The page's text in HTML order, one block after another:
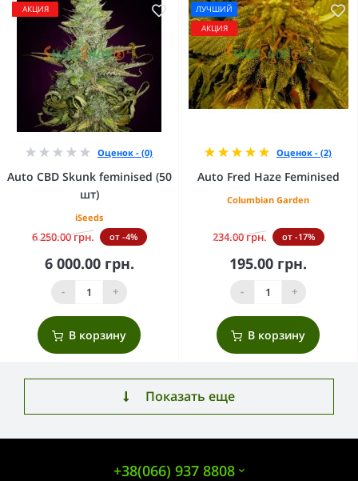
АКЦИЯ
Оценок - (0)
Auto CBD Skunk feminised (50
шт)
iSeeds
6 250.00 грн. от -4%
6 000.00 грн.
- +
В корзину
ЛУЧШИЙ
АКЦИЯ
Оценок - (2)
Auto Fred Haze Feminised
Columbian Garden
234.00 грн. от -17%
195.00 грн.
- +
В корзину
Показать еще
+38(066) 937 8808